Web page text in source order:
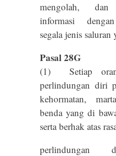
mengolah, dan
informasi
segala jenis saluran
Pasal 28G
(1) Setiap
perlindungan diri
kehormatan,
benda yang di
serta berhak atas
perlindungan